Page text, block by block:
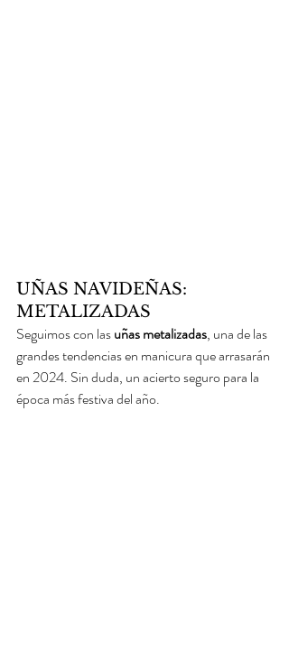
UÑAS NAVIDEÑAS:
METALIZADAS
Seguimos con las uñas metalizadas, una de las
grandes tendencias en manicura que arrasarán
en 2024. Sin duda, un acierto seguro para la
época más festiva del año.